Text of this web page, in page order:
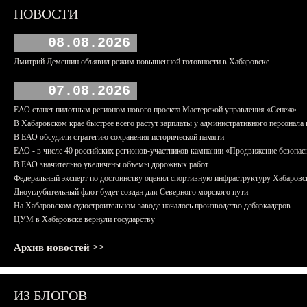
НОВОСТИ
08.08.2026
Дмитрий Демешин объявил режим повышенной готовности в Хабаровске
07.08.2026
ЕАО станет пилотным регионом нового проекта Мастерской управления «Сенеж»
В Хабаровском крае быстрее всего растут зарплаты у административного персонала
В ЕАО обсудили стратегию сохранения исторической памяти
ЕАО - в числе 40 российских регионов-участников кампании «Продвижение
В ЕАО значительно увеличены объемы дорожных работ
Федеральный эксперт по достоинству оценил спортивную инфраструктуру
Дноуглубительный флот будет создан для Северного морского пути
На Хабаровском судостроительном заводе началось производство дебаркадеров
ЦУМ в Хабаровске вернули государству
Архив новостей >>
ИЗ БЛОГОВ